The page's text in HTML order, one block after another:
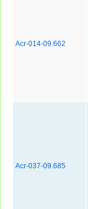
Acr-014-09.662
Acr-037-09.685